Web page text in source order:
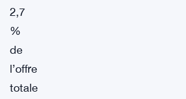
2,7
%
de
l’offre
totale